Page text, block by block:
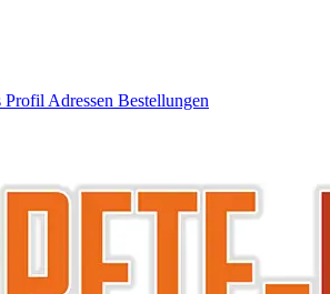
Profil Adressen Bestellungen